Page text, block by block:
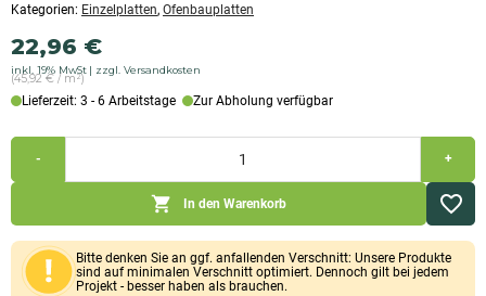
Kategorien: Einzelplatten, Ofenbauplatten
22,96 €
inkl. 19% MwSt zzgl. Versandkosten
(45,92 € / m²)
-
1000
Kalziumsilikatplatte
(1.000x500x30mm)
Menge
+
In den Warenkorb
Bitte denken Sie an ggf. anfallenden Verschnitt: Unsere Produkte
sind auf minimalen Verschnitt optimiert. Dennoch gilt bei jedem
Projekt - besser haben als brauchen.
Lieferzeit: 3 - 6 Arbeitstage Zur Abholung verfügbar